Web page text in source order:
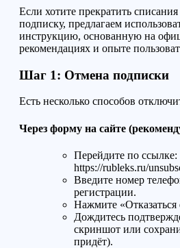
Если хотите прекратить
подписку, предлагаем
инструкцию, основанную на
рекомендациях и опыте
Шаг 1: Отмена подписки
Есть несколько способов
Через форму на сайте
Перейдите по ссылке:
https://rubleks.ru/
Введите номер
регистрации.
Нажмите «Отказаться
Дождитесь
скриншот или
придёт).